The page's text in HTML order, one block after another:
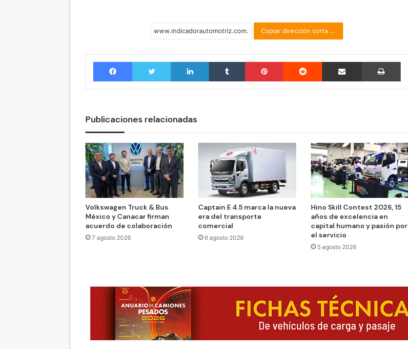
Copiar dirección corta ...
Facebook Twitter LinkedIn Tumblr Pinterest Reddit Compartir por correo electrónico
Publicaciones relacionadas
Volkswagen Truck & Bus
México y Canacar firman
acuerdo de colaboración
7 agosto 2026
Captain E 4.5 marca la nueva
era del transporte
comercial
6 agosto 2026
Hino Skill Contest 2026, 15
años de excelencia en
capital humano y pasión por
el servicio
5 agosto 2026